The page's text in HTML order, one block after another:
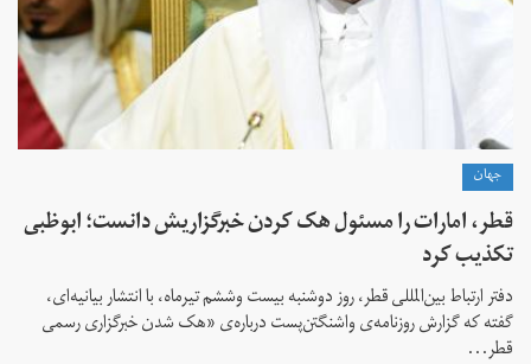
جهان
قطر، امارات را مسئول هک کردن خبرگزاریش دانست؛ ابوظبی
تکذیب کرد
دفتر ارتباط بین‌المللی قطر، روز دوشنبه‌ بیست وششم تیرماه، با انتشار بیانیه‌ای،
گفته که گزارش روزنامه‌ی واشنگتن‌پست درباره‌ی «هک شدن خبرگزاری رسمی
قطر...